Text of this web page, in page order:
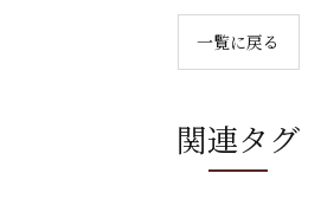
一覧に戻る
関連タグ